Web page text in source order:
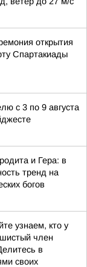
открытия
Спартакиады
с 3 по 9 августа
и Гера: в
тренд на
богов
узнаем, кто у
член
в
своих